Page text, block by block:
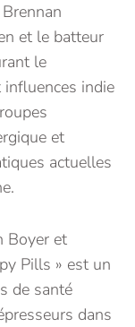
et le batteur
le
indie
et
actuelles
Boyer et
Pills » est un
de santé
dans